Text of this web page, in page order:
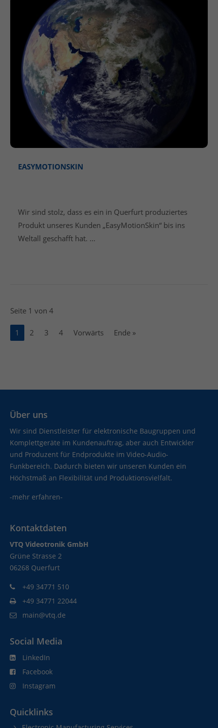
EASYMOTIONSKIN
Wir sind stolz, dass es ein in Querfurt produziertes
Produkt unseres Kunden „EasyMotionSkin“ bis ins
Weltall geschafft hat. ...
Seite 1 von 4
1 2 3 4 Vorwärts Ende »
Über uns
Wir sind Dienstleister für elektronische Baugruppen und
Komplettgeräte im Kundenauftrag, aber auch Entwickler
und Produzent für Endprodukte im Video-Audio-
Funkbereich. Dadurch bieten wir unseren Kunden ein
Höchstmaß an Flexibilität und Produktionsvielfalt.
-mehr erfahren-
Kontaktdaten
VTQ Videotronik GmbH
Grüne Strasse 2
06268 Querfurt
+49 34771 510
+49 34771 22044
main@vtq.de
Social Media
LinkedIn
Facebook
Instagram
Quicklinks